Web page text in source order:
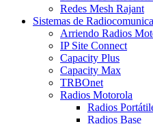
Redes Mesh Rajant
Sistemas de
Arriendo Radios
IP Site Connect
Capacity Plus
Capacity Max
TRBOnet
Radios Motorola
Radios
Radios Base